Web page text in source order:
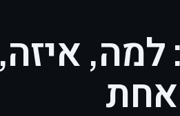
למה, איזה,
אחת